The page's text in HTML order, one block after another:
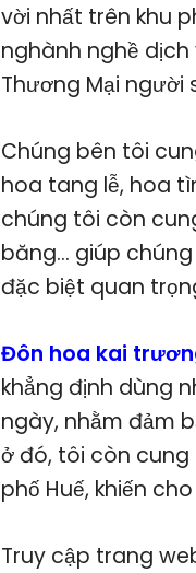
vời nhất trên khu
nghành nghề
Thương Mại người
Chúng bên tôi
hoa tang lễ, hoa
chúng tôi còn
băng… giúp
đặc biệt quan
Đôn hoa kai
khẳng định dùng
ngày, nhằm đảm
ở đó, tôi còn
phố Huế, khiến
Truy cập trang